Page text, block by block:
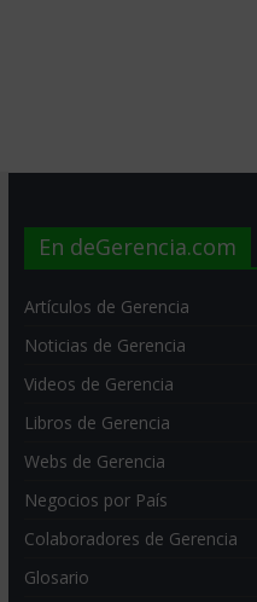
En deGerencia.com
Artículos de Gerencia
Noticias de Gerencia
Videos de Gerencia
Libros de Gerencia
Webs de Gerencia
Negocios por País
Colaboradores de Gerencia
Glosario